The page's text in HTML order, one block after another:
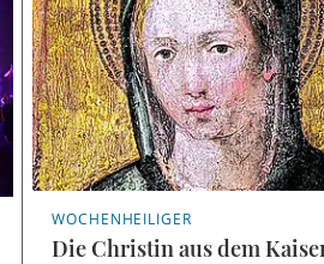
WOCHENHEILIGER
Die Christin aus dem